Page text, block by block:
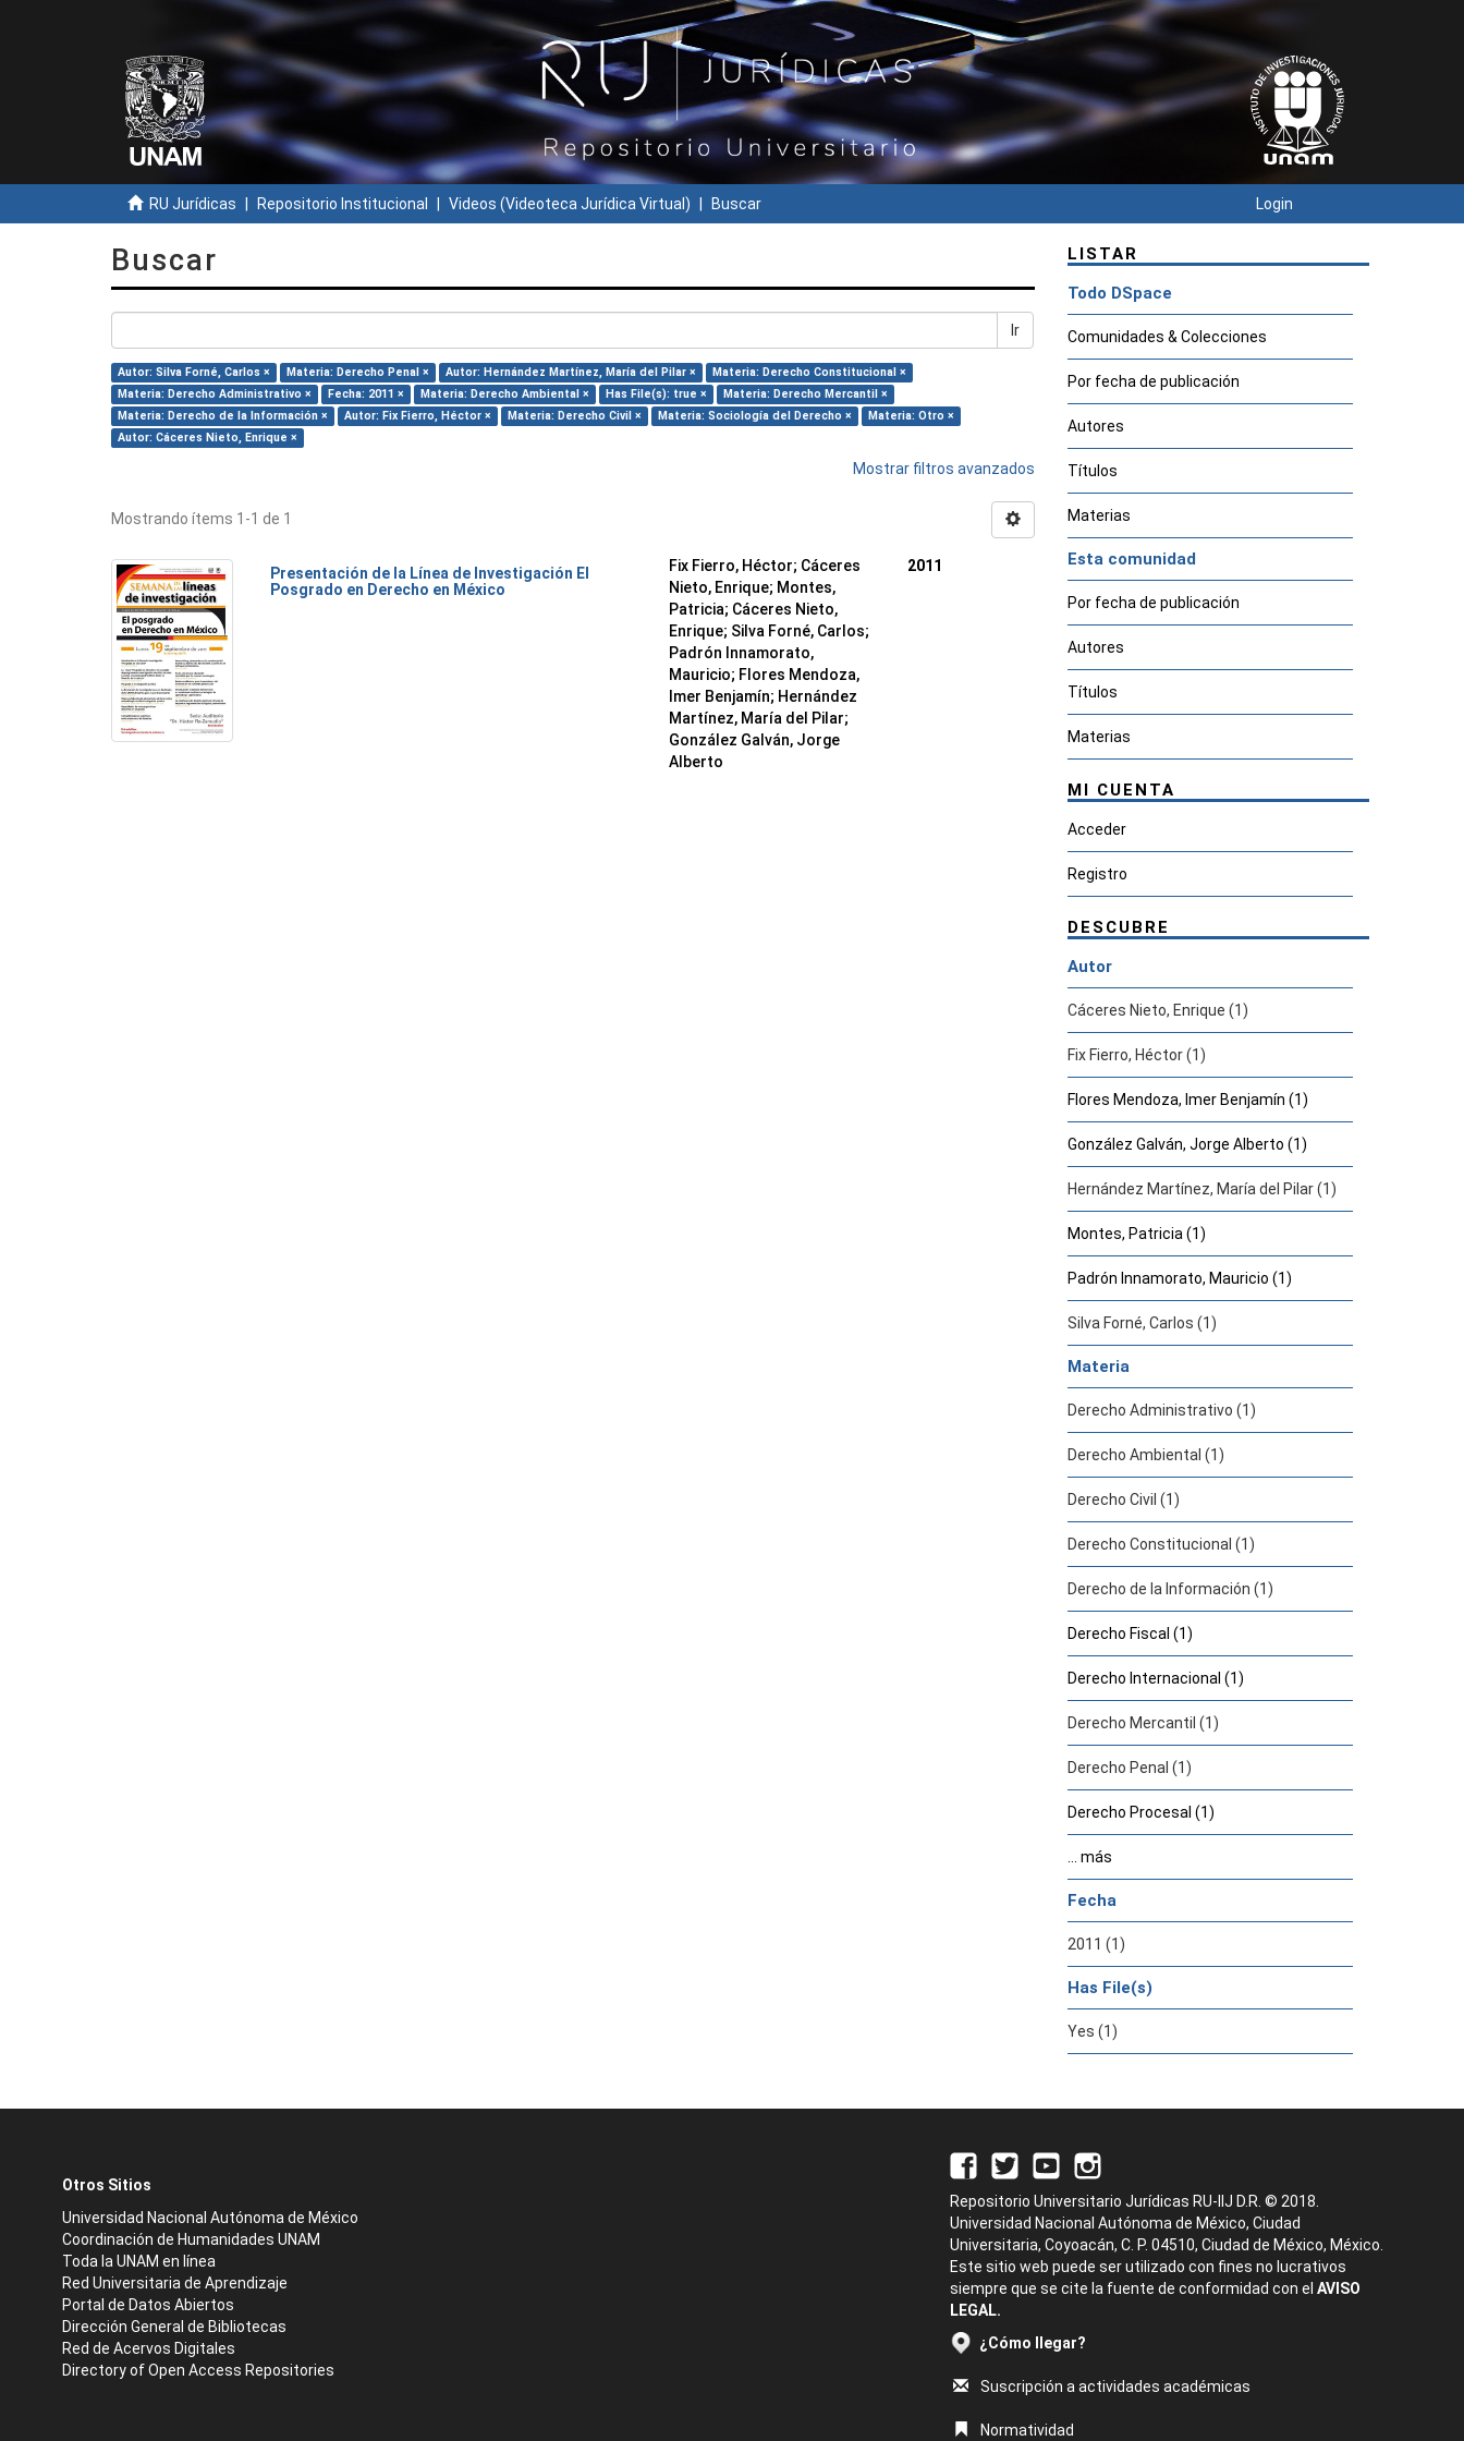
RU Jurídicas Repositorio Institucional Videos (Videoteca Jurídica Virtual) Buscar Login
Buscar
Ir
Autor: Silva Forné, Carlos × Materia: Derecho Penal × Autor: Hernández Martínez, María del Pilar ×
Materia: Derecho Constitucional ×
Materia: Derecho Administrativo ×
Fecha: 2011 × Materia: Derecho Ambiental × Has File(s): true ×
Materia: Derecho Mercantil ×
Materia: Derecho de la Información ×
Autor: Fix Fierro, Héctor × Materia: Derecho Civil × Materia: Sociología del Derecho ×
Materia: Otro ×
Autor: Cáceres Nieto, Enrique ×
Mostrar filtros avanzados
Mostrando ítems 1-1 de 1
Presentación de la Línea de Investigación El
Posgrado en Derecho en México
Fix Fierro, Héctor; Cáceres
Nieto, Enrique; Montes,
Patricia; Cáceres Nieto,
Enrique; Silva Forné, Carlos;
Padrón Innamorato,
Mauricio; Flores Mendoza,
Imer Benjamín; Hernández
Martínez, María del Pilar;
González Galván, Jorge
Alberto
2011
LISTAR
Todo DSpace
Comunidades & Colecciones
Por fecha de publicación
Autores
Títulos
Materias
Esta comunidad
Por fecha de publicación
Autores
Títulos
Materias
MI CUENTA
Acceder
Registro
DESCUBRE
Autor
Cáceres Nieto, Enrique (1)
Fix Fierro, Héctor (1)
Flores Mendoza, Imer Benjamín (1)
González Galván, Jorge Alberto (1)
Hernández Martínez, María del Pilar (1)
Montes, Patricia (1)
Padrón Innamorato, Mauricio (1)
Silva Forné, Carlos (1)
Materia
Derecho Administrativo (1)
Derecho Ambiental (1)
Derecho Civil (1)
Derecho Constitucional (1)
Derecho de la Información (1)
Derecho Fiscal (1)
Derecho Internacional (1)
Derecho Mercantil (1)
Derecho Penal (1)
Derecho Procesal (1)
... más
Fecha
2011 (1)
Has File(s)
Yes (1)
Otros Sitios
Universidad Nacional Autónoma de México
Coordinación de Humanidades UNAM
Toda la UNAM en línea
Red Universitaria de Aprendizaje
Portal de Datos Abiertos
Dirección General de Bibliotecas
Red de Acervos Digitales
Directory of Open Access Repositories
Repositorio Universitario Jurídicas RU-IIJ D.R. © 2018.
Universidad Nacional Autónoma de México, Ciudad
Universitaria, Coyoacán, C. P. 04510, Ciudad de México, México.
Este sitio web puede ser utilizado con fines no lucrativos
siempre que se cite la fuente de conformidad con el AVISO
LEGAL.
¿Cómo llegar?
Suscripción a actividades académicas
Normatividad